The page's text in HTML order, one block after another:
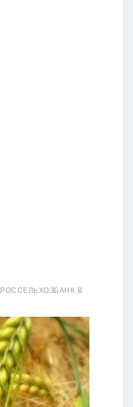
РОССЕЛЬХОЗБАНК В